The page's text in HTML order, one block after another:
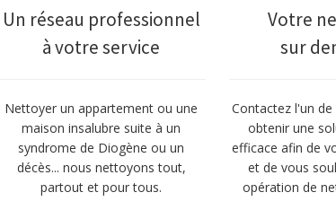
Un réseau professionnel
à votre service
Nettoyer un appartement ou une
maison insalubre suite à un
syndrome de Diogène ou un
décès... nous nettoyons tout,
partout et pour tous.
Votre
sur
Contactez l'un
obtenir une
efficace afin de
et de vous
opération de